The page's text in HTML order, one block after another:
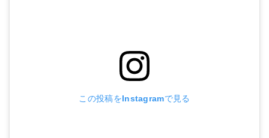
この投稿をInstagramで見る